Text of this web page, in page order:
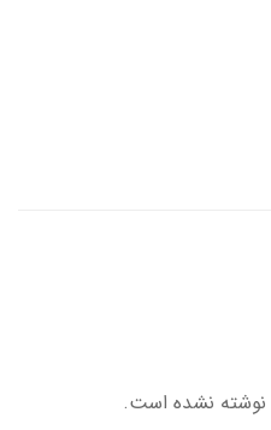
نشده است.